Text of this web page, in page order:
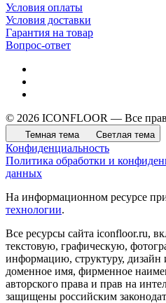
Условия оплаты
Условия доставки
Гарантия на товар
Вопрос-ответ
© 2026 ICONFLOOR — Все
Темная тема Светлая тема
Конфиденциальность
Политика обработки и
данных
На информационном ресурсе
технологии.
Все ресурсы сайта iconfloor.ru,
текстовую, графическую,
информацию, структуру, дизайн
доменное имя, фирменное
авторского права и прав на
защищены российским